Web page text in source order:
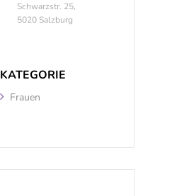
Schwarzstr. 25,
5020 Salzburg
KATEGORIE
Frauen